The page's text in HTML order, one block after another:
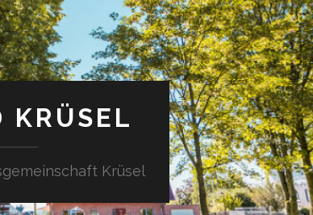
KRÜSEL
Krüsel